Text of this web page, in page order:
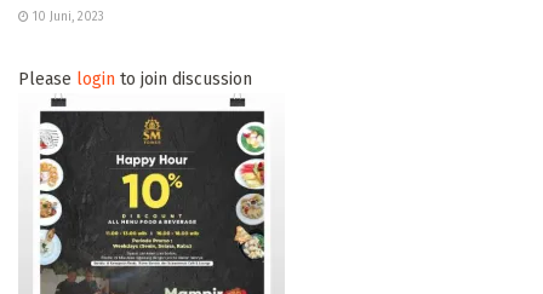
10 Juni, 2023
Please login to join discussion